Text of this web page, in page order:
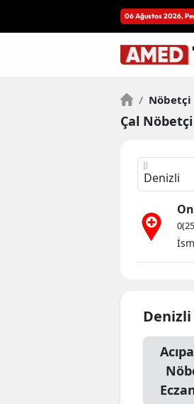
06 Ağustos 2026,
/ Nöbetçi
Çal
İl